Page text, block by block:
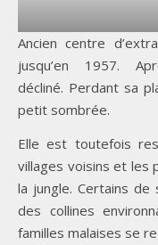
Ancien centre
jusqu’en 1957.
décliné. Perdant sa
petit sombrée.
Elle est toutefois
villages voisins et les
la jungle. Certains
des collines
familles malaises se